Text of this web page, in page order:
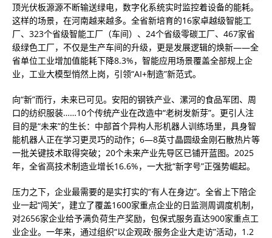
顶光伏板源源不断输送绿电，数字化系统实时监控着设备的能耗。
这样的场景，在河南越来越多。全省新培育的16家卓越级智能工
厂、323个省级智能工厂（车间）、24个省级零碳工厂、467家省
级绿色工厂，不仅是生产车间的升级，更是发展逻辑的焕新——全
省单位工业增加值能耗下降8.3%，智能应用场景覆盖全部规上企
业，工业大模型悄然上岗，引领“AI+制造”新范式。
向“新”而行，未来已可见。安阳的钢铁产业、漯河的食品军团、周
口的纺织服装……10个传统产业在改造中“老树发新芽”。更引人注
目的是“未来”的生长：中部首个异构人形机器人训练场里，具身智
能机器人正在学习更灵巧的动作；6—8英寸晶圆级金刚石散热片等
一批关键技术取得突破；20个未来产业先导区已铺开蓝图。2025
年，全省高技术制造业增长16.6%，一大批“新字号”正强势崛起。
压力之下，企业最需要的是实打实的“有人在身边”。全省上下陪企
业一起“闯关”，建立了覆盖1600家重点企业的日监测周调度机制，
对2656家企业给予满负荷生产奖励，包保式服务直达900家重点工
业企业。一年来，通过组织“以企观政·服务企业大走访”活动，1.2